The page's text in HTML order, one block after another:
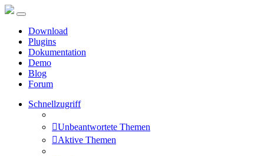
Download
Plugins
Dokumentation
Demo
Blog
Forum
Schnellzugriff
Unbeantwortete Themen
Aktive Themen